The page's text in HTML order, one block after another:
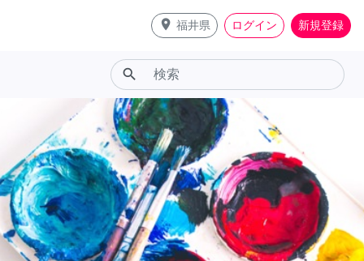
place 福井県 ログイン 新規登録
search